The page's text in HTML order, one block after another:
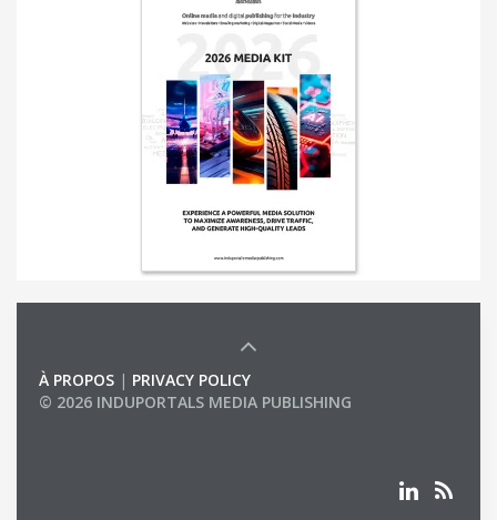
À PROPOS | PRIVACY POLICY
© 2026 INDUPORTALS MEDIA PUBLISHING